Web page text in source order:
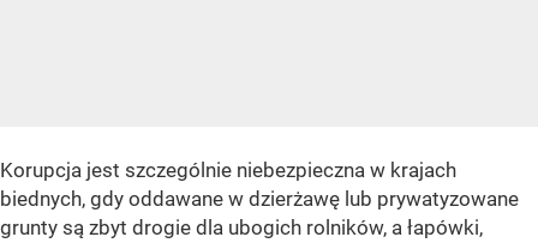
Korupcja jest szczególnie niebezpieczna w krajach
biednych, gdy oddawane w dzierżawę lub prywatyzowane
grunty są zbyt drogie dla ubogich rolników, a łapówki,